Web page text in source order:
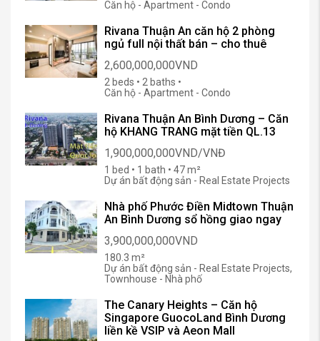
Căn hộ - Apartment - Condo
Rivana Thuận An căn hộ 2 phòng
ngủ full nội thất bán – cho thuê
2,600,000,000VND
2 beds • 2 baths •
Căn hộ - Apartment - Condo
Rivana Thuận An Bình Dương – Căn
hộ KHANG TRANG mặt tiền QL.13
1,900,000,000VND/VNĐ
1 bed • 1 bath • 47 m²
Dự án bất động sản - Real Estate Projects
Nhà phố Phước Điền Midtown Thuận
An Bình Dương sổ hồng giao ngay
3,900,000,000VND
180.3 m²
Dự án bất động sản - Real Estate Projects,
Townhouse - Nhà phố
The Canary Heights – Căn hộ
Singapore GuocoLand Bình Dương
liền kề VSIP và Aeon Mall